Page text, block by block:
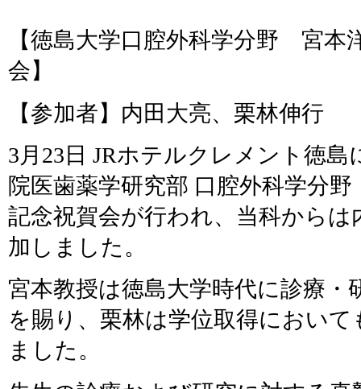
【徳島大学口腔外科学分野 宮本
会】
【参加者】内田大亮、栗林伸行
3月23日 JRホテルクレメント徳島
院医歯薬学研究部 口腔外科学分
記念祝賀会が行われ、当科からは
加しました。
宮本教授は徳島大学時代に診療・
を賜り、栗林は学位取得におい
ました。